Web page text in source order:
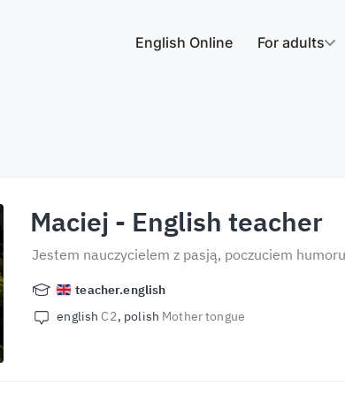
English Online For adults
Maciej - English teacher
Jestem nauczycielem z pasją, poczuciem
teacher.english
english C2 polish Mother tongue